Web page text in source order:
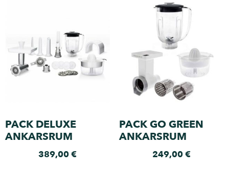
PACK DELUXE
ANKARSRUM
389,00€
PACK GO GREEN
ANKARSRUM
249,00€